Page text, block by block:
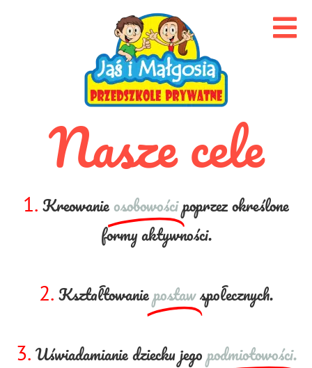
Nasze cele
1.Kreowanieosobowościpoprzez określone
formy aktywności.
2.Kształtowaniepostawspołecznych.
3.Uświadamianie dziecku jegopodmiotowości.